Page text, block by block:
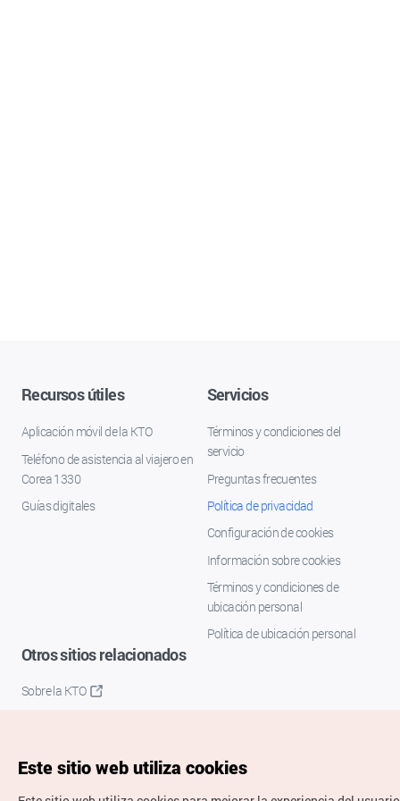
Recursos útiles
Aplicación móvil de la KTO
Teléfono de asistencia al viajero en
Corea 1330
Guías digitales
Servicios
Términos y condiciones del
servicio
Preguntas frecuentes
Política de privacidad
Configuración de cookies
Información sobre cookies
Términos y condiciones de
ubicación personal
Política de ubicación personal
Otros sitios relacionados
Sobre la KTO
Este sitio web utiliza cookies